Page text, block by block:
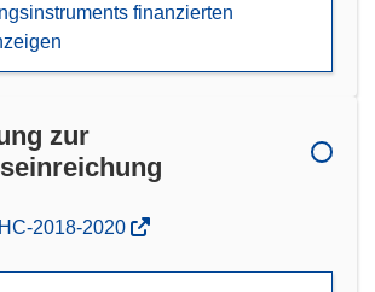
finanzierten
zur
2018-2020